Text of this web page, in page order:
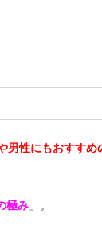
男性にもおすすめ
極み 」。